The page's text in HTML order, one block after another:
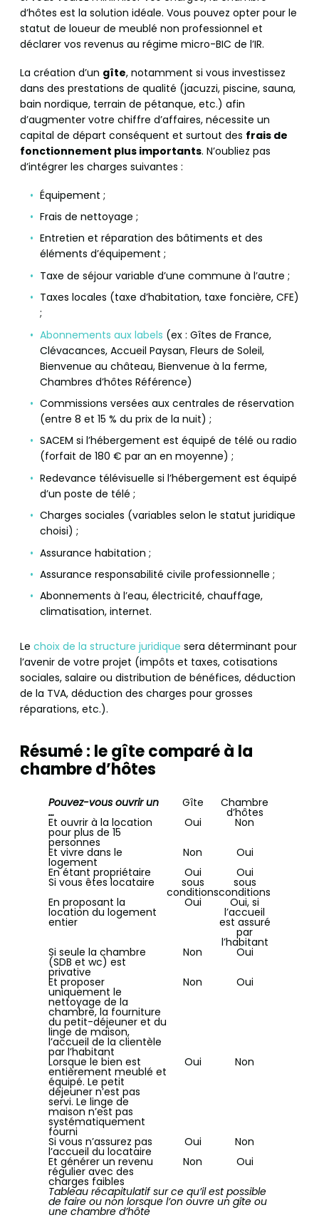
d’hôtes est la solution idéale. Vous pouvez opter pour le
statut de loueur de meublé non professionnel et
déclarer vos revenus au régime micro-BIC de l’IR.
La création d’un gîte, notamment si vous investissez
dans des prestations de qualité (jacuzzi, piscine, sauna,
bain nordique, terrain de pétanque, etc.) afin
d’augmenter votre chiffre d’affaires, nécessite un
capital de départ conséquent et surtout des frais de
fonctionnement plus importants. N’oubliez pas
d’intégrer les charges suivantes :
Équipement ;
Frais de nettoyage ;
Entretien et réparation des bâtiments et des
éléments d’équipement ;
Taxe de séjour variable d’une commune à l’autre ;
Taxes locales (taxe d’habitation, taxe foncière, CFE)
;
Abonnements aux labels (ex : Gîtes de France,
Clévacances, Accueil Paysan, Fleurs de Soleil,
Bienvenue au château, Bienvenue à la ferme,
Chambres d’hôtes Référence)
Commissions versées aux centrales de réservation
(entre 8 et 15 % du prix de la nuit) ;
SACEM si l’hébergement est équipé de télé ou radio
(forfait de 180 € par an en moyenne) ;
Redevance télévisuelle si l’hébergement est équipé
d’un poste de télé ;
Charges sociales (variables selon le statut juridique
choisi) ;
Assurance habitation ;
Assurance responsabilité civile professionnelle ;
Abonnements à l’eau, électricité, chauffage,
climatisation, internet.
Le choix de la structure juridique sera déterminant pour
l’avenir de votre projet (impôts et taxes, cotisations
sociales, salaire ou distribution de bénéfices, déduction
de la TVA, déduction des charges pour grosses
réparations, etc.).
Résumé : le gîte comparé à la
chambre d’hôtes
Pouvez-vous ouvrir un
…
Gîte Chambre
d’hôtes
Et ouvrir à la location
pour plus de 15
personnes
Oui Non
Et vivre dans le
logement
Non
Oui
En étant propriétaire
Oui Oui
Si vous êtes locataire sous
conditions
sous
conditions
En proposant la
location du logement
entier
Oui Oui, si
l’accueil
est assuré
par
l’habitant
Si seule la chambre
(SDB et wc) est
privative
Non Oui
Et proposer
uniquement le
nettoyage de la
chambre, la fourniture
du petit-déjeuner et du
linge de maison,
l’accueil de la clientèle
par l’habitant
Non Oui
Lorsque le bien est
entièrement meublé et
équipé. Le petit
déjeuner n’est pas
servi. Le linge de
maison n’est pas
systématiquement
fourni
Oui Non
Si vous n’assurez pas
l’accueil du locataire
Oui
Non
Et générer un revenu
régulier avec des
charges faibles
Non Oui
Tableau récapitulatif sur ce qu’il est possible
de faire ou non lorsque l’on ouvre un gîte ou
une chambre d’hôte